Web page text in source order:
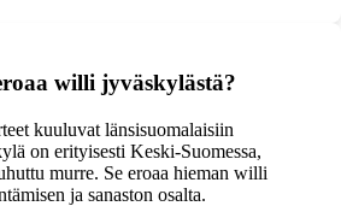
willi jyväskylästä?
kuuluvat länsisuomalaisiin
on erityisesti Keski-Suomessa,
murre. Se eroaa hieman willi
ja sanaston osalta.